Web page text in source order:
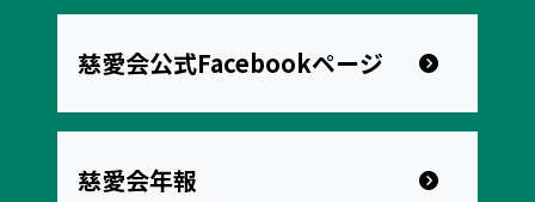
慈愛会公式Facebookページ
慈愛会年報